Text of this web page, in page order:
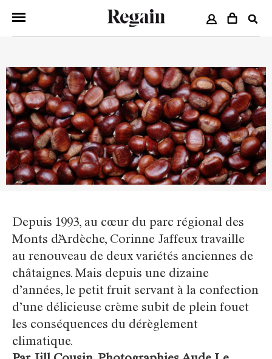
COMPTE
Depuis 1993, au cœur du parc régional des
Monts d’Ardèche, Corinne Jaffeux travaille
au renouveau de deux variétés anciennes de
châtaignes. Mais depuis une dizaine
d’années, le petit fruit servant à la confection
d’une délicieuse crème subit de plein fouet
les conséquences du dérèglement
climatique.